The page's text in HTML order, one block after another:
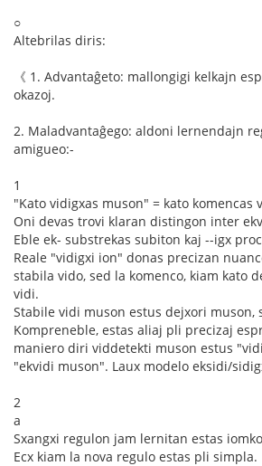
○
Altebrilas diris:
《 1. Advantaĝeto: mallongigi kelkajn
okazoj.
2. Maladvantaĝego: aldoni lernendajn
amigueo:-
1
"Kato vidigxas muson" = kato komencas
Oni devas trovi klaran distingon inter
Eble ek- substrekas subiton kaj --igx
Reale "vidigxi ion" donas precizan
stabila vido, sed la komenco, kiam kato
vidi.
Stabile vidi muson estus dejxori muson,
Kompreneble, estas aliaj pli precizaj
maniero diri viddetekti muson estus
"ekvidi muson". Laux modelo eksidi/
2
a
Sxangxi regulon jam lernitan estas
Ecx kiam la nova regulo estas pli simpla.